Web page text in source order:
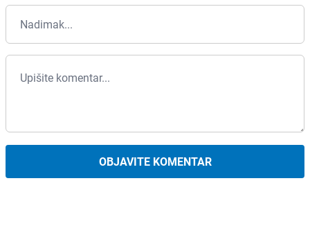
OBJAVITE KOMENTAR